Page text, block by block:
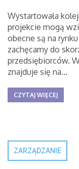
Wystartowała
projekcie mogą
obecne są na
zachęcamy do
przedsiębiorców.
znajduje się na...
CZYTAJ WIĘCEJ
ZARZĄDZANIE